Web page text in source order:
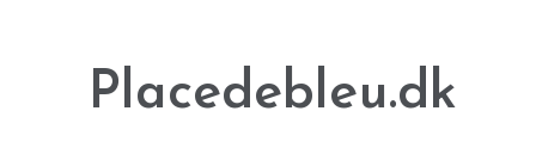
Placedebleu.dk